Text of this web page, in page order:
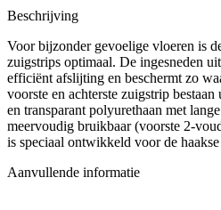
Beschrijving
Voor bijzonder gevoelige vloeren is
zuigstrips optimaal. De ingesneden
efficiënt afslijting en beschermt zo
voorste en achterste zuigstrip
en transparant polyurethaan met
meervoudig bruikbaar (voorste 2-
is speciaal ontwikkeld voor de
Aanvullende informatie